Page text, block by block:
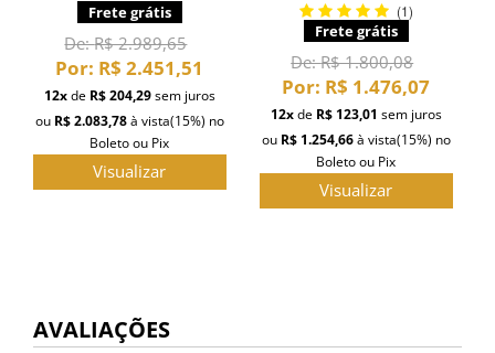
Frete grátis
De:R$ 2.989,65
Por: R$ 2.451,51
12xde R$ 204,29sem juros
ou R$ 2.083,78à vista(15%) no
Boleto ou Pix
Visualizar
(1)
Frete grátis
De:R$ 1.800,08
Por: R$ 1.476,07
12xde R$ 123,01 sem juros
ou R$ 1.254,66à vista(15%) no
Boleto ou Pix
Visualizar
AVALIAÇÕES